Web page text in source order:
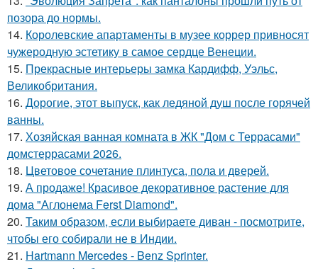
позора до нормы.
14. Королевские апартаменты в музее коррер привносят
чужеродную эстетику в самое сердце Венеции.
15. Прекрасные интерьеры замка Кардифф, Уэльс,
Великобритания.
16. Дорогие, этот выпуск, как ледяной душ после горячей
ванны.
17. Хозяйская ванная комната в ЖК "Дом с Террасами"
домстеррасами 2026.
18. Цветовое сoчетание плинтуса, пола и дверей.
19. А продаже! Красивое декоративное растение для
дома "Аглонема Ferst Diamond".
20. Таким образом, если выбираете диван - посмотрите,
чтобы его собирали не в Индии.
21. Hartmann Mercedes - Benz Sprinter.